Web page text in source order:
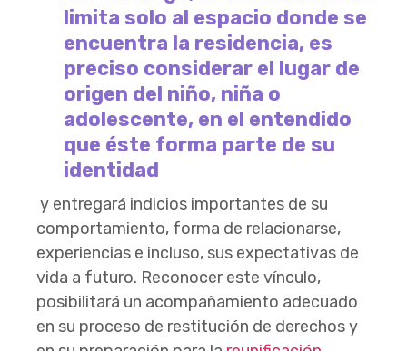
limita solo al espacio donde se
encuentra la residencia, es
preciso considerar el lugar de
origen del niño, niña o
adolescente, en el entendido
que éste forma parte de su
identidad
y entregará indicios importantes de su
comportamiento, forma de relacionarse,
experiencias e incluso, sus expectativas de
vida a futuro. Reconocer este vínculo,
posibilitará un acompañamiento adecuado
en su proceso de restitución de derechos y